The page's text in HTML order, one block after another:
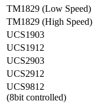
TM1829 (Low Speed)
TM1829 (High Speed)
UCS1903
UCS1912
UCS2903
UCS2912
UCS9812
(8bit controlled)